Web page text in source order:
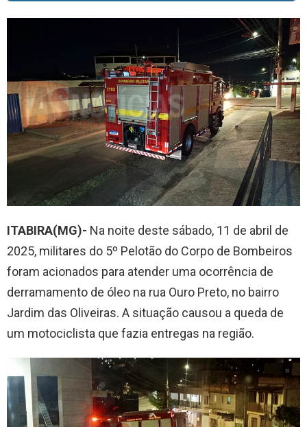
ITABIRA(MG)- Na noite deste sábado, 11 de abril de
2025, militares do 5º Pelotão do Corpo de Bombeiros
foram acionados para atender uma ocorrência de
derramamento de óleo na rua Ouro Preto, no bairro
Jardim das Oliveiras. A situação causou a queda de
um motociclista que fazia entregas na região.